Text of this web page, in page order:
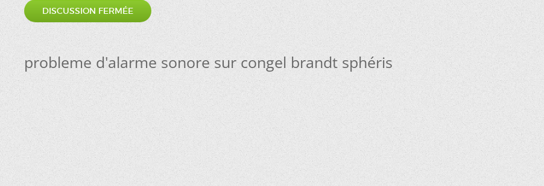
DISCUSSION FERMÉE
probleme d'alarme sonore sur congel brandt sphéris